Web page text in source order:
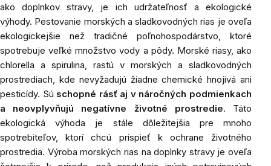
ako doplnkov stravy, je ich udržateľnosť a ekologické
výhody. Pestovanie morských a sladkovodných rias je oveľa
ekologickejšie než tradičné poľnohospodárstvo, ktoré
spotrebuje veľké množstvo vody a pôdy. Morské riasy, ako
chlorella a spirulina, rastú v morských a sladkovodných
prostrediach, kde nevyžadujú žiadne chemické hnojivá ani
pesticídy. Sú schopné rásť aj v náročných podmienkach
a neovplyvňujú negatívne životné prostredie. Táto
ekologická výhoda je stále dôležitejšia pre mnoho
spotrebiteľov, ktorí chcú prispieť k ochrane životného
prostredia. Výroba morských rias na doplnky stravy je oveľa